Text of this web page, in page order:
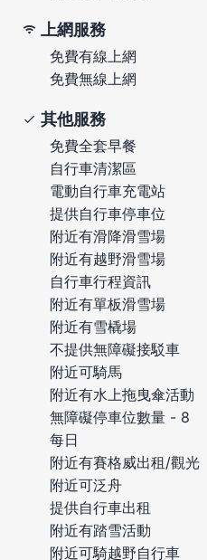
上網服務
免費有線上網
免費無線上網
其他服務
免費全套早餐
自行車清潔區
電動自行車充電站
提供自行車停車位
附近有滑降滑雪場
附近有越野滑雪場
自行車行程資訊
附近有單板滑雪場
附近有雪橇場
不提供無障礙接駁車
附近可騎馬
附近有水上拖曳傘活動
無障礙停車位數量 - 8
每日
附近有賽格威出租/觀光
附近可泛舟
提供自行車出租
附近有踏雪活動
附近可騎越野自行車